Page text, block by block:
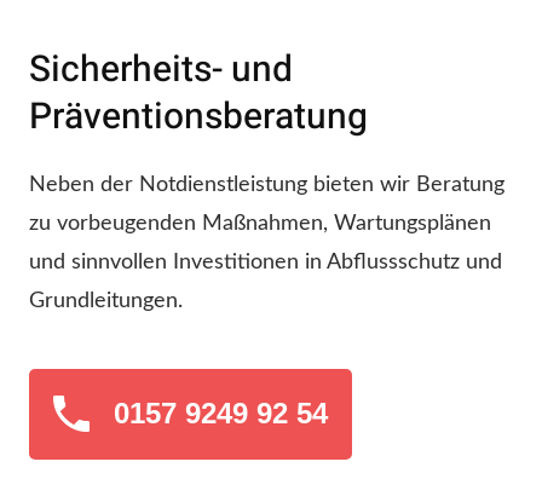
Sicherheits- und
Präventionsberatung
Neben der Notdienstleistung bieten wir Beratung
zu vorbeugenden Maßnahmen, Wartungsplänen
und sinnvollen Investitionen in Abflussschutz und
Grundleitungen.
0157 9249 92 54